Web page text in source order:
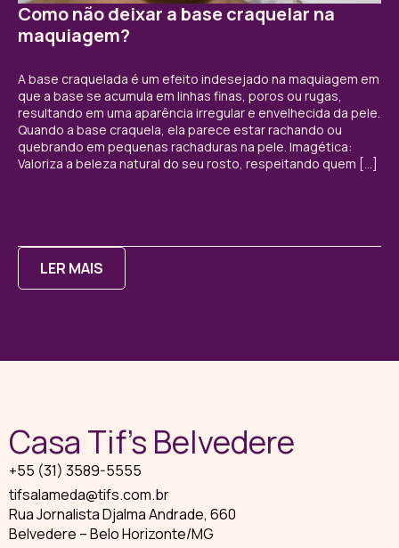
Como não deixar a base craquelar na
maquiagem?
A base craquelada é um efeito indesejado na maquiagem em
que a base se acumula em linhas finas, poros ou rugas,
resultando em uma aparência irregular e envelhecida da pele.
Quando a base craquela, ela parece estar rachando ou
quebrando em pequenas rachaduras na pele. Imagética:
Valoriza a beleza natural do seu rosto, respeitando quem […]
LER MAIS
Casa Tif’s Belvedere
+55 (31) 3589-5555
tifsalameda@tifs.com.br
Rua Jornalista Djalma Andrade, 660
Belvedere – Belo Horizonte/MG